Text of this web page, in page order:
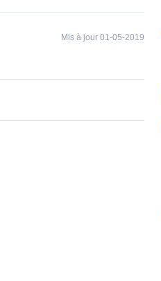
Mis à jour 01-05-2019